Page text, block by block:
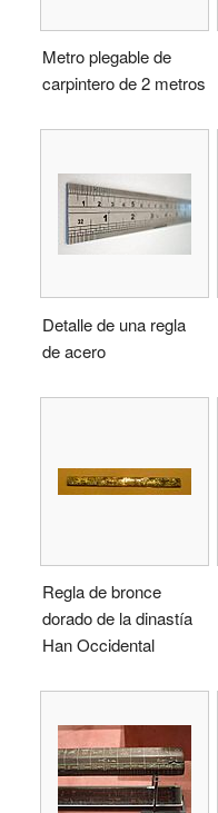
Metro plegable de
carpintero de 2 metros
Detalle de una regla
de acero
Regla de bronce
dorado de la dinastía
Han Occidental